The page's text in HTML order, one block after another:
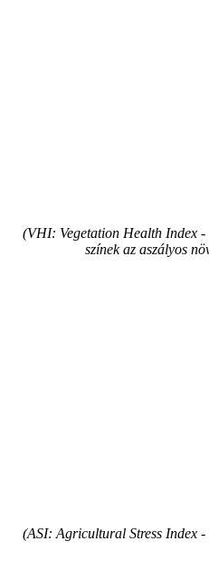
(VHI: Vegetation Health Index -
színek az aszályos
(ASI: Agricultural Stress Index -